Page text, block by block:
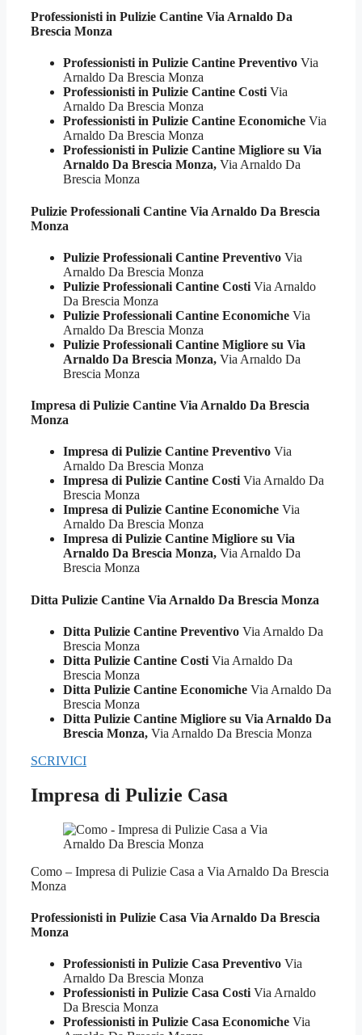
Professionisti in Pulizie Cantine Via Arnaldo Da
Brescia Monza
Professionisti in Pulizie Cantine Preventivo Via
Arnaldo Da Brescia Monza
Professionisti in Pulizie Cantine CostiVia
Arnaldo Da Brescia Monza
Professionisti in Pulizie Cantine Economiche Via
Arnaldo Da Brescia Monza
Professionisti in Pulizie Cantine Migliore su Via
Arnaldo Da Brescia Monza, Via Arnaldo Da
Brescia Monza
Pulizie Professionali Cantine Via Arnaldo Da Brescia
Monza
Pulizie Professionali Cantine Preventivo Via
Arnaldo Da Brescia Monza
Pulizie Professionali Cantine Costi Via Arnaldo
Da Brescia Monza
Pulizie Professionali Cantine Economiche Via
Arnaldo Da Brescia Monza
Pulizie Professionali Cantine Migliore su Via
Arnaldo Da Brescia Monza, Via Arnaldo Da
Brescia Monza
Impresa di Pulizie Cantine Via Arnaldo Da Brescia
Monza
Impresa di Pulizie Cantine Preventivo Via
Arnaldo Da Brescia Monza
Impresa di Pulizie Cantine CostiVia Arnaldo Da
Brescia Monza
Impresa di Pulizie Cantine Economiche Via
Arnaldo Da Brescia Monza
Impresa di Pulizie Cantine Migliore su Via
Arnaldo Da Brescia Monza, Via Arnaldo Da
Brescia Monza
Ditta Pulizie Cantine Via Arnaldo Da Brescia Monza
Ditta Pulizie Cantine Preventivo Via Arnaldo Da
Brescia Monza
Ditta Pulizie Cantine Costi Via Arnaldo Da
Brescia Monza
Ditta Pulizie Cantine Economiche Via Arnaldo Da
Brescia Monza
Ditta Pulizie Cantine Migliore su Via Arnaldo Da
Brescia Monza, Via Arnaldo Da Brescia Monza
SCRIVICI
Impresa di Pulizie Casa
Como – Impresa di Pulizie Casa a Via Arnaldo Da Brescia
Monza
Professionisti in Pulizie Casa Via Arnaldo Da Brescia
Monza
Professionisti in Pulizie Casa Preventivo Via
Arnaldo Da Brescia Monza
Professionisti in Pulizie Casa Costi Via Arnaldo
Da Brescia Monza
Professionisti in Pulizie Casa Economiche Via